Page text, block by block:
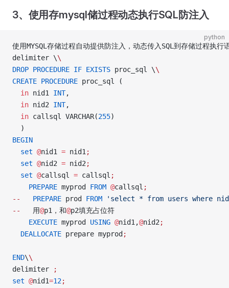
3、使用存mysql储过程动态执行SQL防注入
python
使用MYSQL存储过程自动提供防注入，动态传入SQL到存储过程执行
delimiter \\
DROP PROCEDURE IF EXISTS proc_sql \\
CREATE PROCEDURE proc_sql (
  in
nid1 INT,
  in
nid2 INT,
  in
callsql VARCHAR(255)
  )
BEGIN
  set
@nid1 = nid1 ;
  set
@nid2 = nid2 ;
  set
@callsql = callsql ;
    PREPARE
myprod FROM @callsql ;
--
   PREPARE
prod FROM 'select * from users where
--
   用
@p1，和@p2填充占位符
    EXECUTE
myprod USING @nid1,@nid2 ;
  DEALLOCATE
prepare myprod ;
END\\
delimiter
;
set @nid1=12;